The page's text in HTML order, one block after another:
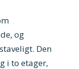
og
Den
i to etager,